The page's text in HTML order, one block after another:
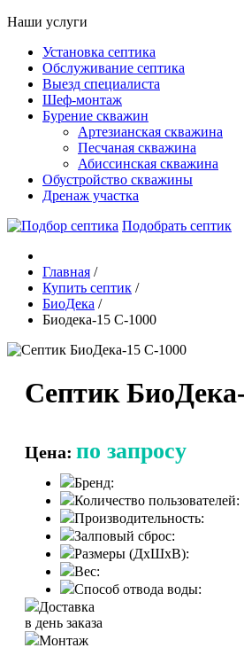
Наши услуги
Установка септика
Обслуживание септика
Выезд специалиста
Шеф-монтаж
Бурение скважин
Артезианская скважина
Песчаная скважина
Абиссинская скважина
Обустройство скважины
Дренаж участка
Подобрать септик
Главная /
Купить септик /
БиоДека /
Биодека-15 С-1000
Септик
Цена: по запросу
Бренд:
Количество пользователей:
Производительность:
Залповый сброс:
Размеры (ДхШхВ):
Вес:
Способ отвода воды:
Доставка
в день заказа
Монтаж